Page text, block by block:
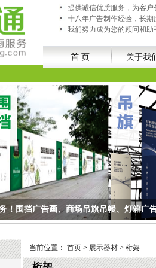
提供诚信优质服务，为客户
十八年广告制作经验，长期
我们努力成为您的顾问和助
首 页 关于我
司展厅文化展板，办公室画面装饰画...
当前位置： 首页 > 展示器材> 桁架